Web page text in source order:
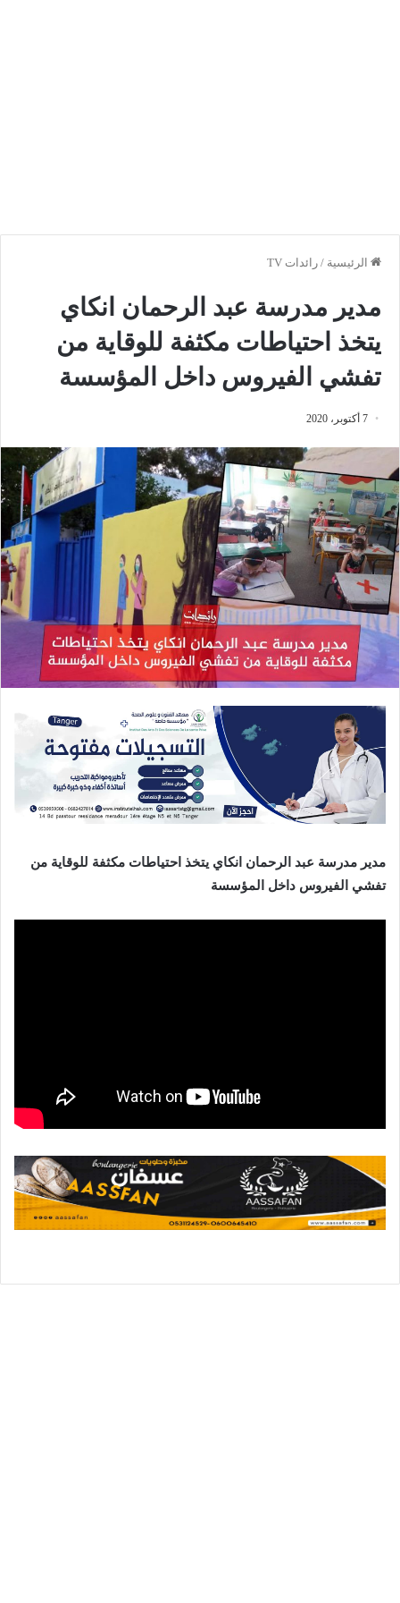
الرئيسية / رائدات TV
مدير مدرسة عبد الرحمان انكاي
يتخذ احتياطات مكثفة للوقاية من
تفشي الفيروس داخل المؤسسة
7 أكتوبر، 2020
مدير مدرسة عبد الرحمان انكاي يتخذ احتياطات مكثفة للوقاية من
تفشي الفيروس داخل المؤسسة